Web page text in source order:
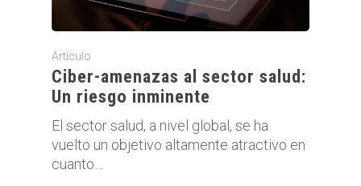
Artículo
Ciber-amenazas al sector salud:
Un riesgo inminente
El sector salud, a nivel global, se ha
vuelto un objetivo altamente atractivo en
cuanto…